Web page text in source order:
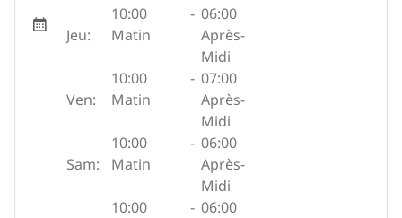
Jeu:
10:00
Matin
- 06:00
Après-
Midi
Ven:
10:00
Matin
- 07:00
Après-
Midi
Sam:
10:00
Matin
- 06:00
Après-
Midi
10:00
- 06:00